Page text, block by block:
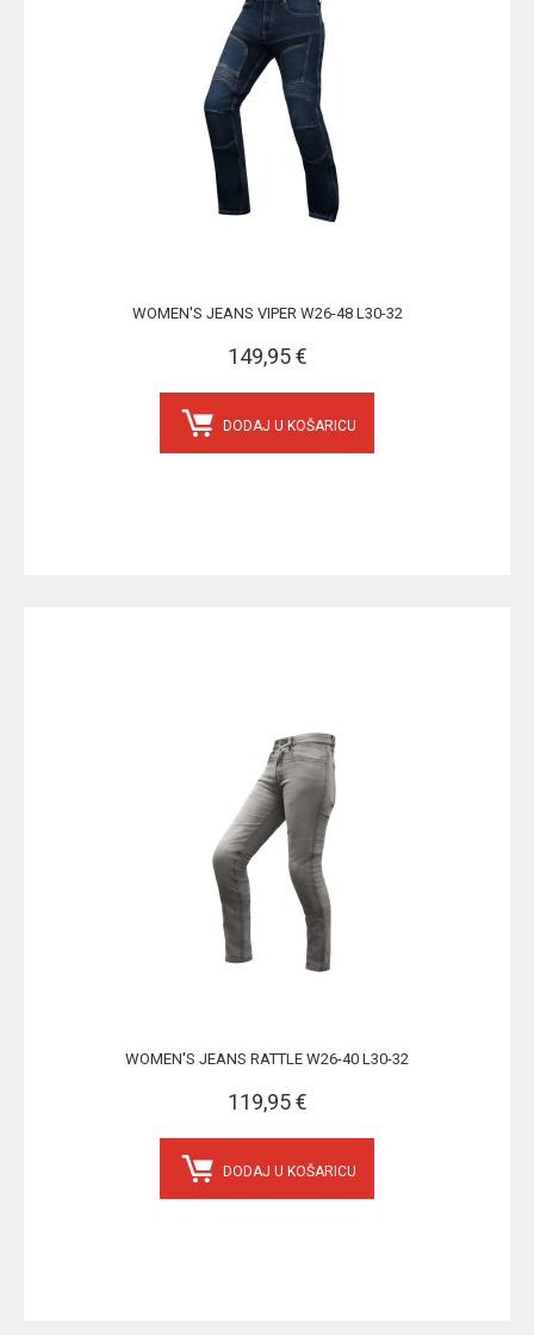
WOMEN'S JEANS VIPER W26-48 L30-32
149,95 €
DODAJ U KOŠARICU
WOMEN'S JEANS RATTLE W26-40 L30-32
119,95 €
DODAJ U KOŠARICU